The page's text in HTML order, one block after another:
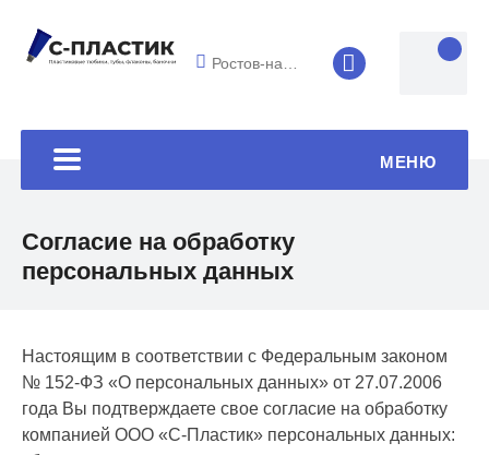
Ростов-на-Дону 8 (4852) 33-
МЕНЮ
Согласие на обработку
персональных данных
Настоящим в соответствии с Федеральным законом
№ 152-ФЗ «О персональных данных» от 27.07.2006
года Вы подтверждаете свое согласие на обработку
компанией ООО «С-Пластик» персональных данных: